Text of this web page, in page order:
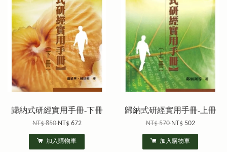
歸納式研經實用手冊-下冊
NT$ 850NT$ 672
加入購物車
歸納式研經實用手冊-上冊
NT$ 570NT$ 502
加入購物車